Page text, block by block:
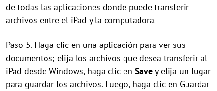
de todas las aplicaciones donde puede transferir
archivos entre el iPad y la computadora.
Paso 5. Haga clic en una aplicación para ver sus
documentos; elija los archivos que desea transferir al
iPad desde Windows, haga clic en Save y elija un lugar
para guardar los archivos. Luego, haga clic en Guardar